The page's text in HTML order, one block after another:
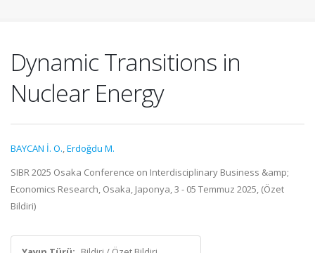
Dynamic Transitions in
Nuclear Energy
BAYCAN İ. O.,Erdoğdu M.
SIBR 2025 Osaka Conference on Interdisciplinary Business &amp;
Economics Research, Osaka, Japonya, 3 - 05 Temmuz 2025, (Özet
Bildiri)